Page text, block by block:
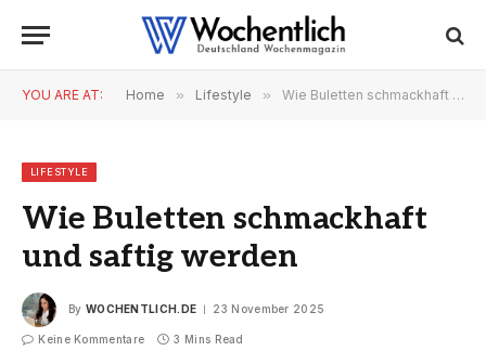
YOU ARE AT: Home » Lifestyle » Wie Buletten schmackhaft und saftig werden
LIFESTYLE
Wie Buletten schmackhaft
und saftig werden
By WOCHENTLICH.DE 23 November 2025
Keine Kommentare 3 Mins Read